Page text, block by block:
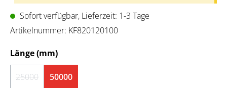
Sofort verfügbar, Lieferzeit: 1-3 Tage
Artikelnummer: KF820120100
Länge (mm)auswählen
25000(Diese Option ist zurzeit nicht verfügbar.)
50000